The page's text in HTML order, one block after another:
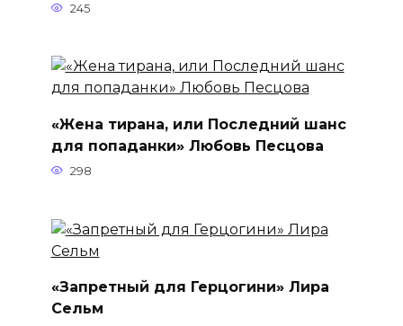
245
«Жена тирана, или Последний шанс
для попаданки» Любовь Песцова
298
«Запретный для Герцогини» Лира
Сельм